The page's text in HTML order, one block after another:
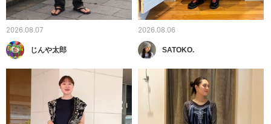
2026.08.07
じんや太郎
2026.08.06
SATOKO.